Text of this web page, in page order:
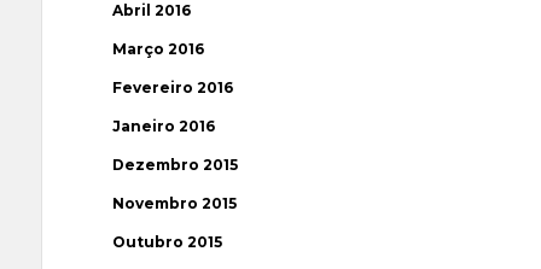
Abril 2016
Março 2016
Fevereiro 2016
Janeiro 2016
Dezembro 2015
Novembro 2015
Outubro 2015